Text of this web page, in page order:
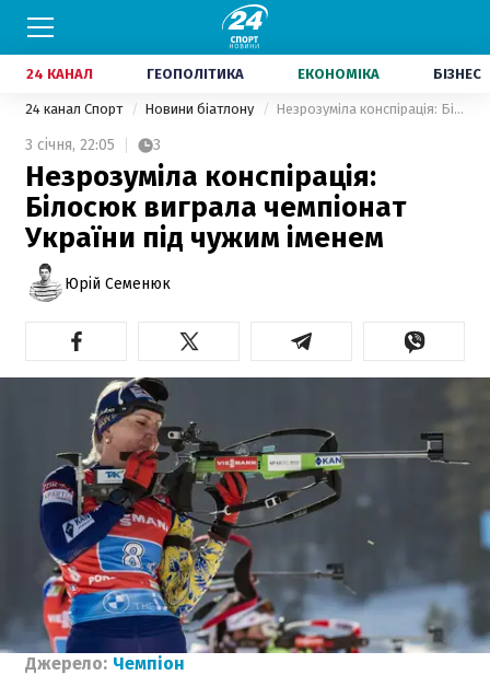
24 КАНАЛ ГЕОПОЛІТИКА ЕКОНОМІКА БІЗНЕС
24 канал Спорт Новини біатлону Незрозуміла конспірація: Білосюк виграла чемпіонат України під чужим іменем
3 січня, 22:05 3
Незрозуміла конспірація:
Білосюк виграла чемпіонат
України під чужим іменем
Юрій Семенюк
Джерело: Чемпіон